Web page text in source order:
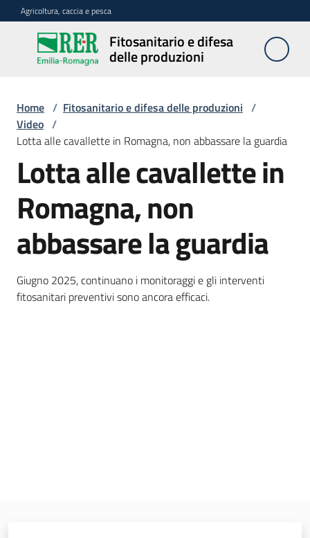
Vai al contenuto
Vai alla navigazione
Vai al footer
Agricoltura, caccia e pesca
Fitosanitario e difesa
delle produzioni
Fitosanitario
e difesa
produzioni
Avversità
delle
piante
Sorveglianza
Difesa
Home / Fitosanitario e difesa delle produzioni /
Video /
Lotta alle cavallette in Romagna, non abbassare la guardia
Lotta alle cavallette in
Romagna, non
abbassare la guardia
Giugno 2025, continuano i monitoraggi e gli interventi
fitosanitari preventivi sono ancora efficaci.